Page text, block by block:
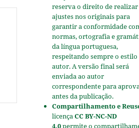
reserva o direito de realizar
ajustes nos originais para
garantir a conformidade
normas, ortografia e
da língua portuguesa,
respeitando sempre o estilo
autor. A versão final será
enviada ao autor
correspondente para
antes da publicação.
Compartilhamento e
licença CC BY-NC-ND
4.0permite o